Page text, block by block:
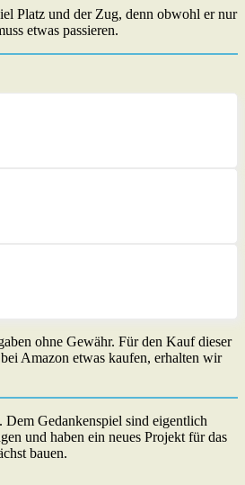
Platz und der Zug, denn obwohl er nur
etwas passieren.
ohne Gewähr. Für den Kauf dieser
Amazon etwas kaufen, erhalten wir
Gedankenspiel sind eigentlich
und haben ein neues Projekt für das
bauen.